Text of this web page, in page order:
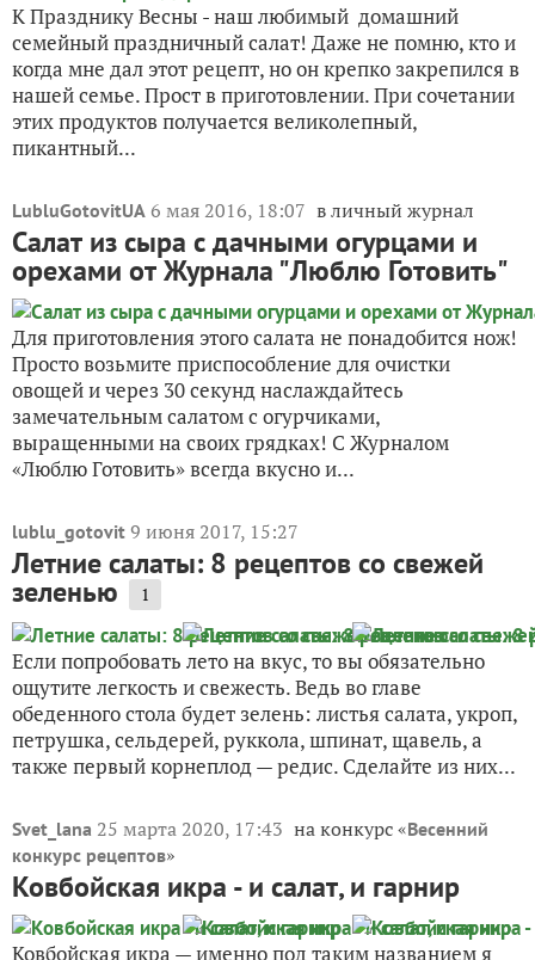
К Празднику Весны - наш любимый домашний
семейный праздничный салат! Даже не помню, кто и
когда мне дал этот рецепт, но он крепко закрепился в
нашей семье. Прост в приготовлении. При сочетании
этих продуктов получается великолепный,
пикантный...
LubluGotovitUA 6 мая 2016, 18:07 в личный журнал
Салат из сыра с дачными огурцами и
орехами от Журнала "Люблю Готовить"
Для приготовления этого салата не понадобится нож!
Просто возьмите приспособление для очистки
овощей и через 30 секунд наслаждайтесь
замечательным салатом с огурчиками,
выращенными на своих грядках! С Журналом
«Люблю Готовить» всегда вкусно и...
lublu_gotovit 9 июня 2017, 15:27
Летние салаты: 8 рецептов со свежей
зеленью 1
Если попробовать лето на вкус, то вы обязательно
ощутите легкость и свежесть. Ведь во главе
обеденного стола будет зелень: листья салата, укроп,
петрушка, сельдерей, руккола, шпинат, щавель, а
также первый корнеплод — редис. Сделайте из них...
Svet_lana 25 марта 2020, 17:43 на конкурс «Весенний
конкурс рецептов»
Ковбойская икра - и салат, и гарнир
Ковбойская икра — именно под таким названием я